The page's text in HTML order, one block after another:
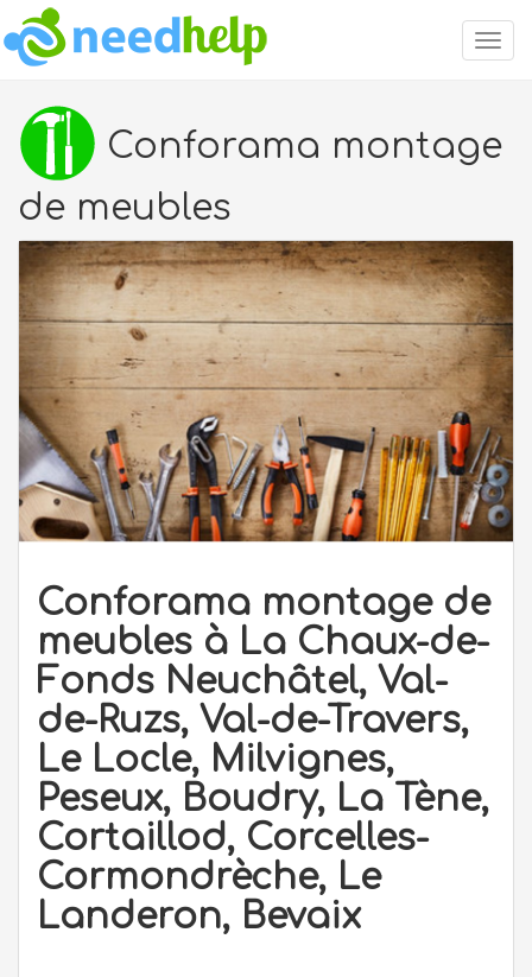
Conforama montage
de meubles
Conforama montage de
meubles à La Chaux-de-
Fonds Neuchâtel, Val-
de-Ruzs, Val-de-Travers,
Le Locle, Milvignes,
Peseux, Boudry, La Tène,
Cortaillod, Corcelles-
Cormondrèche, Le
Landeron, Bevaix